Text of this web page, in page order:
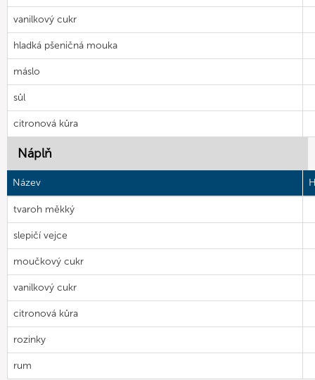
vanilkový cukr
hladká pšeničná mouka
máslo
sůl
citronová kůra
Náplň
Název
tvaroh měkký
slepičí vejce
moučkový cukr
vanilkový cukr
citronová kůra
rozinky
rum